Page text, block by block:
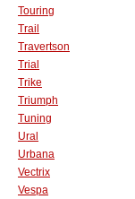
Touring
Trail
Travertson
Trial
Trike
Triumph
Tuning
Ural
Urbana
Vectrix
Vespa